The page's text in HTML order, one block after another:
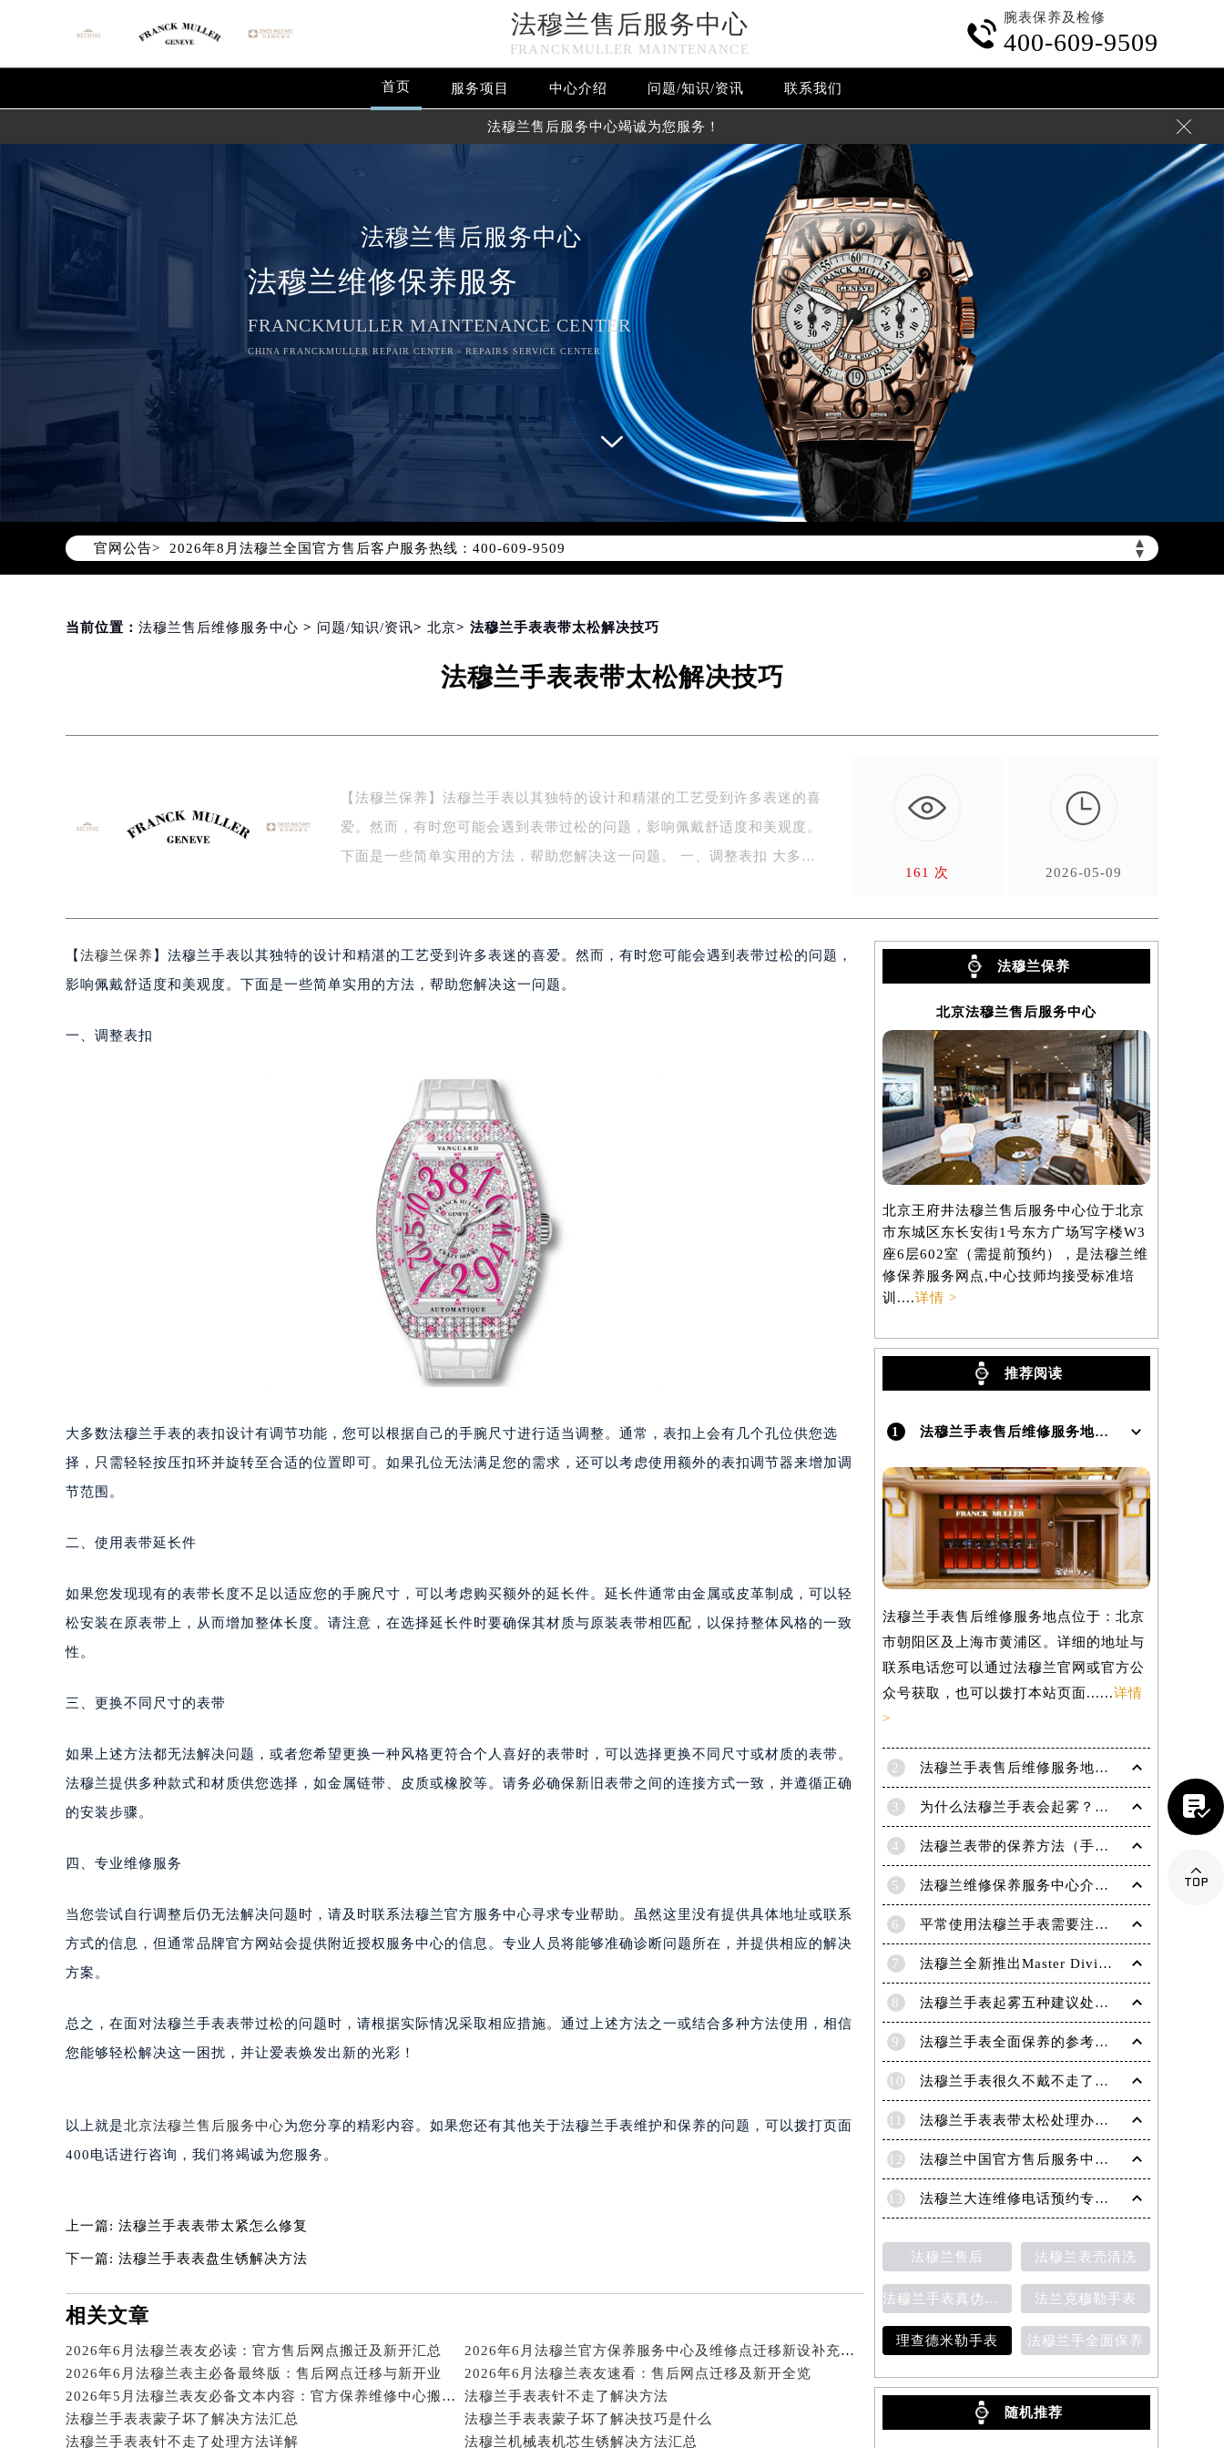
法穆兰售后服务中心
FRANCKMULLER MAINTENANCE

腕表保养及检修
400-609-9509
首页 服务项目 中心介绍 问题/知识/资讯 联系我们
法穆兰售后服务中心竭诚为您服务！ 
法穆兰售后服务中心
法穆兰维修保养服务
FRANCKMULLER MAINTENANCE CENTER
CHINA FRANCKMULLER REPAIR CENTER - REPAIRS SERVICE CENTER
官网公告> ▲
▼
2026年8月法穆兰中国区售后服务网络优化升级公告
2026年8月法穆兰全国官方售后客户服务热线：400-609-9509
法穆兰官方全国统一服务热线400-609-9509，服务覆盖中国大陆、香港、澳门、台湾全部区域（非大陆需加拨“+86”）
2026年8月法穆兰售后服务中心最新网点地址：
北京市东城区东长安街1号东方广场写字楼W3座6层602室（需提前预约）
上海市徐汇区虹桥路3号港汇中心写字楼2座37层3705室（需提前预约）
扬州市邗江区国展路29号星耀天地写字楼1号楼18层1803室（需提前预约）
盐城市盐都区世纪大道5号盐城金融城写字楼1号楼16层1604室（需提前预约）
泰州市海陵区永定东路399号置地商务中心东塔写字楼（华润万象城）17层1706室（需提前预约）
绍兴市越城区胜利东路379号世茂天际中心写字楼8层805室（需提前预约）
嘉兴市南湖区广益路705号嘉兴世界贸易中心写字楼A座13层1304室（需提前预约）
广州市越秀区环市东路371-375号世界贸易中心大厦南塔写字楼15层07室（需提前预约）
深圳市罗湖区深南东路5001号华润大厦写字楼17层1701室（需提前预约）
惠州市惠城区江北文昌一路7号华贸大厦写字楼1座30层05室（需提前预约）
厦门市思明区湖滨东路95号华润大厦写字楼B座11层1104室（需提前预约）
福州市鼓楼区五四路128-1号恒力城写字楼15层03室（需提前预约）
成都市锦江区人民东路6号SAC东原中心写字楼24层2406B室（需提前预约）
重庆市江北区观音桥步行街2号融恒时代广场写字楼9层902室（需提前预约）
长沙市芙蓉区定王台街道建湘路393号世茂环球金融中心写字楼（芙蓉广场）10层13室（需提前预约）
郑州市二七区铭功路10号华润大厦写字楼29层2905室（需提前预约）
太原市迎泽区解放路15号亨得利名表服务中心（品牌授权店）3层整层（需提前预约）
沈阳市沈河区中街路137号亨得利名表服务中心（品牌授权店）1层整层（需提前预约）
沈阳市沈河区中街路83号亨得利名表服务中心（品牌授权店）1层整层（需提前预约）
乌鲁木齐市天山区红山路26号时代广场（CCMALL）C座17层17-B（需提前预约）
哈尔滨市道里区友谊西路600号富力中心T2座写字楼29层03室（需提前预约）
大连市中山区人民路15号国际金融大厦7层G室（需提前预约）
无锡市梁溪区人民中路139号恒隆广场写字楼1座11层1104室（需提前预约）
苏州市苏州工业园区星港街199号苏州中心办公楼C座22层08室（需提前预约）
武汉市江汉区解放大道686号世界贸易大厦38层09室（需提前预约）
泉州市丰泽区宝洲路729号浦西万达中心写字楼A座7楼709室（需提前预约）
烟台市芝罘区胜利路139号万达金融中心A座907室（需提前预约）
西安市碑林区南关正街88号华侨城长安国际中心E座6楼10室（需提前预约）
唐山市路南区新华东道100号万达广场写字楼A座10层1002室（需提前预约）
台州市椒江区东海大道1800号腾达中心东1幢20楼2002室（需提前预约）
重庆市解放碑渝中区民权路28号英利国际金融中心写字楼20层01室（需提前预约）
黑龙江省大庆市萨尔图区会战大街法穆兰售后服务中心（需提前预约）
黑龙江省鸡西市鸡冠区红军路法穆兰售后服务中心（需提前预约）
黑龙江省佳木斯市向阳区长安路法穆兰售后服务中心（需提前预约）
黑龙江省齐齐哈尔市龙沙区龙华路法穆兰售后服务中心（需提前预约）
黑龙江省双鸭山市尖山区新兴大街法穆兰售后服务中心（需提前预约）
吉林省白山市浑江区浑江大街法穆兰售后服务中心（需提前预约）
吉林省吉林市船营区河南街法穆兰售后服务中心（需提前预约）
吉林省辽源市龙山区人民大街法穆兰售后服务中心（需提前预约）
吉林省梅河口市新华街道梅河大街法穆兰售后服务中心（需提前预约）
当前位置： 法穆兰售后维修服务中心 > 问题/知识/资讯> 北京> 法穆兰手表表带太松解决技巧
法穆兰手表表带太松解决技巧
【法穆兰保养】法穆兰手表以其独特的设计和精湛的工艺受到许多表迷的喜
爱。然而，有时您可能会遇到表带过松的问题，影响佩戴舒适度和美观度。
下面是一些简单实用的方法，帮助您解决这一问题。 一、调整表扣 大多
161 次

2026-05-09
【 法穆兰保养 】法穆兰手表以其独特的设计和精湛的工艺受到许多表迷的喜爱。然而，有时您可能会遇到表带过松的问题，
影响佩戴舒适度和美观度。下面是一些简单实用的方法，帮助您解决这一问题。
一、调整表扣
大多数法穆兰手表的表扣设计有调节功能，您可以根据自己的手腕尺寸进行适当调整。通常，表扣上会有几个孔位供您选
择，只需轻轻按压扣环并旋转至合适的位置即可。如果孔位无法满足您的需求，还可以考虑使用额外的表扣调节器来增加调
节范围。
二、使用表带延长件
如果您发现现有的表带长度不足以适应您的手腕尺寸，可以考虑购买额外的延长件。延长件通常由金属或皮革制成，可以轻
松安装在原表带上，从而增加整体长度。请注意，在选择延长件时要确保其材质与原装表带相匹配，以保持整体风格的一致
性。
三、更换不同尺寸的表带
如果上述方法都无法解决问题，或者您希望更换一种风格更符合个人喜好的表带时，可以选择更换不同尺寸或材质的表带。
法穆兰提供多种款式和材质供您选择，如金属链带、皮质或橡胶等。请务必确保新旧表带之间的连接方式一致，并遵循正确
的安装步骤。
四、专业维修服务
当您尝试自行调整后仍无法解决问题时，请及时联系法穆兰官方服务中心寻求专业帮助。虽然这里没有提供具体地址或联系
方式的信息，但通常品牌官方网站会提供附近授权服务中心的信息。专业人员将能够准确诊断问题所在，并提供相应的解决
方案。
总之，在面对法穆兰手表表带过松的问题时，请根据实际情况采取相应措施。通过上述方法之一或结合多种方法使用，相信
您能够轻松解决这一困扰，并让爱表焕发出新的光彩！
以上就是北京法穆兰售后服务中心为您分享的精彩内容。如果您还有其他关于法穆兰手表维护和保养的问题，可以拨打页面
400电话进行咨询，我们将竭诚为您服务。
上一篇: 法穆兰手表表带太紧怎么修复
下一篇: 法穆兰手表表盘生锈解决方法
相关文章
2026年6月法穆兰表友必读：官方售后网点搬迁及新开汇总
2026年6月法穆兰官方保养服务中心及维修点迁移新设补充公告原文发布
2026年6月法穆兰表主必备最终版：售后网点迁移与新开业
2026年6月法穆兰表友速看：售后网点迁移及新开全览
2026年5月法穆兰表友必备文本内容：官方保养维修中心搬迁及新开列表
法穆兰手表表针不走了解决方法
法穆兰手表表蒙子坏了解决方法汇总
法穆兰手表表蒙子坏了解决技巧是什么
法穆兰手表表针不走了处理方法详解
法穆兰机械表机芯生锈解决方法汇总
法穆兰保养
北京法穆兰售后服务中心
北京王府井法穆兰售后服务中心位于北京
市东城区东长安街1号东方广场写字楼W3
座6层602室（需提前预约），是法穆兰维
修保养服务网点,中心技师均接受标准培
训....详情 >
推荐阅读
1 法穆兰手表售后维修服务地点在哪里呢？
法穆兰手表售后维修服务地点位于：北京
市朝阳区及上海市黄浦区。详细的地址与
联系电话您可以通过法穆兰官网或官方公
众号获取，也可以拨打本站页面......详情
>
2 法穆兰手表售后维修服务地点电话是多少？
3 为什么法穆兰手表会起雾？(法穆兰手表起雾处理方法？)
4 法穆兰表带的保养方法（手表如何保养）
5 法穆兰维修保养服务中心介绍 | 法穆兰
6 平常使用法穆兰手表需要注意哪些事项|法穆兰技师为您讲解
7 法穆兰全新推出Master Diving限量版腕表
8 法穆兰手表起雾五种建议处理方法！
9 法穆兰手表全面保养的参考建议！
10 法穆兰手表很久不戴不走了处理技巧盘点
11 法穆兰手表表带太松处理办法详解
12 法穆兰中国官方售后服务中心｜地址与客户服务热线权威信息通知（2026年7月最新）
13 法穆兰大连维修电话预约专业售后保养服务权威公示（2026年7月最新）
法穆兰售后 法穆兰表壳清洗
法穆兰手表真伪鉴别 法兰克穆勒手表
理查德米勒手表 法穆兰手全面保养
随机推荐

